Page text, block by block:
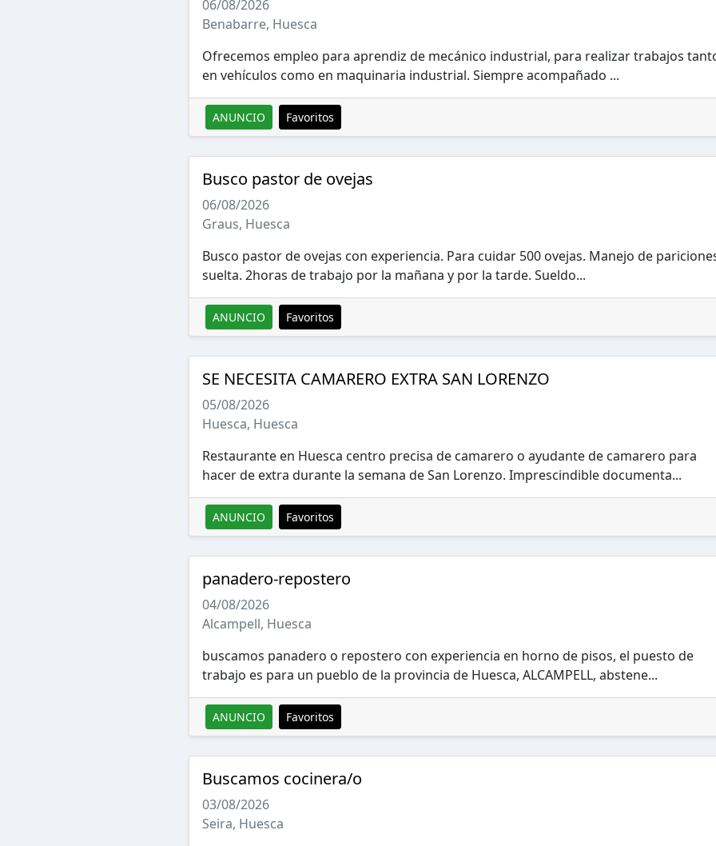
06/08/2026
Benabarre, Huesca
Ofrecemos empleo para aprendiz de mecánico industrial, para realizar trabajos
en vehículos como en maquinaria industrial. Siempre acompañado ...
ANUNCIO Favoritos
Busco pastor de ovejas
06/08/2026
Graus, Huesca
Busco pastor de ovejas con experiencia. Para cuidar 500 ovejas. Manejo de
suelta. 2horas de trabajo por la mañana y por la tarde. Sueldo...
ANUNCIO Favoritos
SE NECESITA CAMARERO EXTRA SAN LORENZO
05/08/2026
Huesca, Huesca
Restaurante en Huesca centro precisa de camarero o ayudante de camarero para
hacer de extra durante la semana de San Lorenzo. Imprescindible documenta...
ANUNCIO Favoritos
panadero-repostero
04/08/2026
Alcampell, Huesca
buscamos panadero o repostero con experiencia en horno de pisos, el puesto de
trabajo es para un pueblo de la provincia de Huesca, ALCAMPELL, abstene...
ANUNCIO Favoritos
Buscamos cocinera/o
03/08/2026
Seira, Huesca